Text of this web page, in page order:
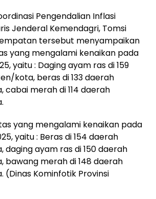
Pengendalian Inflasi
Jenderal Kemendagri, Tomsi
tersebut menyampaikan
yang mengalami kenaikan pada
yaitu : Daging ayam ras di 159
kota, beras di 133 daerah
merah di 114 daerah
yang mengalami kenaikan pada
yaitu : Beras di 154 daerah
ayam ras di 150 daerah
merah di 148 daerah
Kominfotik Provinsi